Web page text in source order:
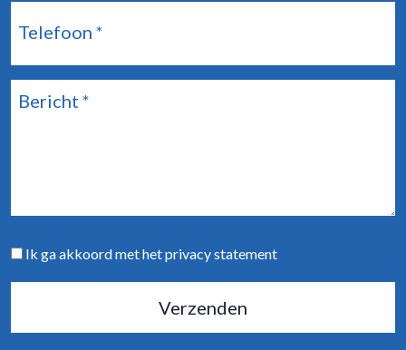
Ik ga akkoord met het privacy statement
Verzenden